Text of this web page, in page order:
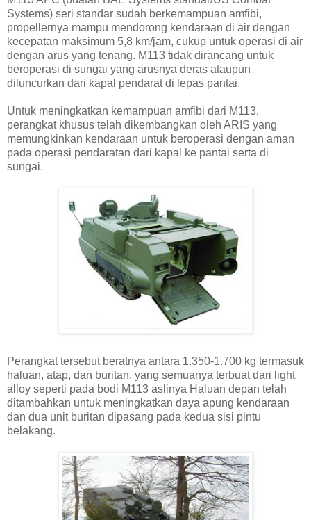
Systems) seri standar sudah berkemampuan amfibi,
propellernya mampu mendorong kendaraan di air dengan
kecepatan maksimum 5,8 km/jam, cukup untuk operasi di air
dengan arus yang tenang. M113 tidak dirancang untuk
beroperasi di sungai yang arusnya deras ataupun
diluncurkan dari kapal pendarat di lepas pantai.
Untuk meningkatkan kemampuan amfibi dari M113,
perangkat khusus telah dikembangkan oleh ARIS yang
memungkinkan kendaraan untuk beroperasi dengan aman
pada operasi pendaratan dari kapal ke pantai serta di
sungai.
Perangkat tersebut beratnya antara 1.350-1.700 kg termasuk
haluan, atap, dan buritan, yang semuanya terbuat dari light
alloy seperti pada bodi M113 aslinya Haluan depan telah
ditambahkan untuk meningkatkan daya apung kendaraan
dan dua unit buritan dipasang pada kedua sisi pintu
belakang.